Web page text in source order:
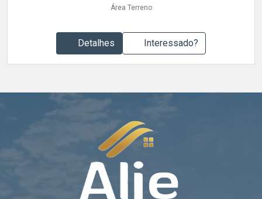
Área Terreno
Detalhes Interessado?